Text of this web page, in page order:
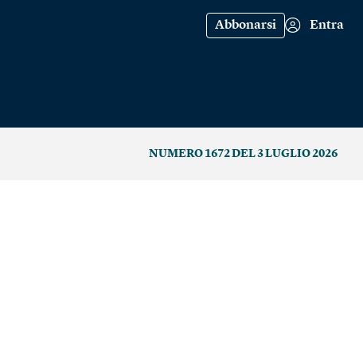
Abbonarsi Entra
NUMERO 1672 DEL 3 LUGLIO 2026